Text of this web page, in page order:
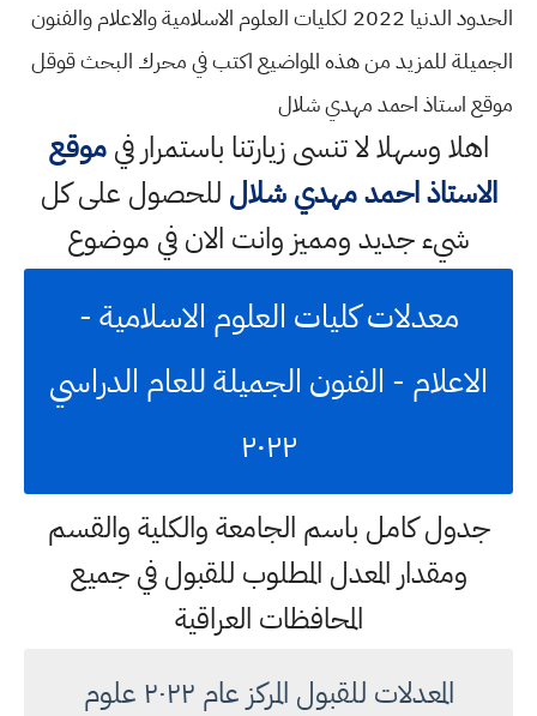
الحدود الدنيا 2022 لكليات العلوم الاسلامية والاعلام والفنون
الجميلة للمزيد من هذه المواضيع اكتب في محرك البحث قوقل
موقع استاذ احمد مهدي شلال
اهلا وسهلالا تنسى زيارتنا باستمرار فيموقع
الاستاذ احمد مهدي شلال للحصول على كل
شيء جديد ومميز وانت الان في موضوع
معدلات كليات العلوم الاسلامية -
الاعلام - الفنون الجميلة للعام الدراسي
٢٠٢٢
جدول كامل باسم الجامعة والكلية والقسم
ومقدار المعدل المطلوب للقبول في جميع
المحافظات العراقية
المعدلات للقبول المركز عام ٢٠٢٢ علوم